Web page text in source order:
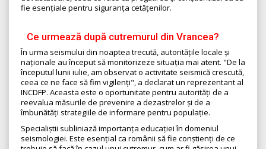
fie esențiale pentru siguranța cetățenilor.
Ce urmează după cutremurul din Vrancea?
În urma seismului din noaptea trecută, autoritățile locale și
naționale au început să monitorizeze situația mai atent. "De la
începutul lunii iulie, am observat o activitate seismică crescută,
ceea ce ne face să fim vigilenți", a declarat un reprezentant al
INCDFP. Aceasta este o oportunitate pentru autorități de a
reevalua măsurile de prevenire a dezastrelor și de a
îmbunătăți strategiile de informare pentru populație.
Specialiștii subliniază importanța educației în domeniul
seismologiei. Este esențial ca românii să fie conștienți de ce